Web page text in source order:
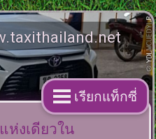
เรียกแท็กซี่
งเดียวใน